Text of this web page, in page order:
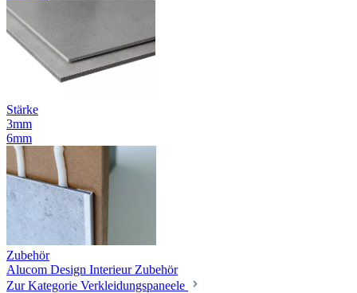
Stärke
3mm
6mm
Zubehör
Alucom Design Interieur Zubehör
Zur Kategorie Verkleidungspaneele